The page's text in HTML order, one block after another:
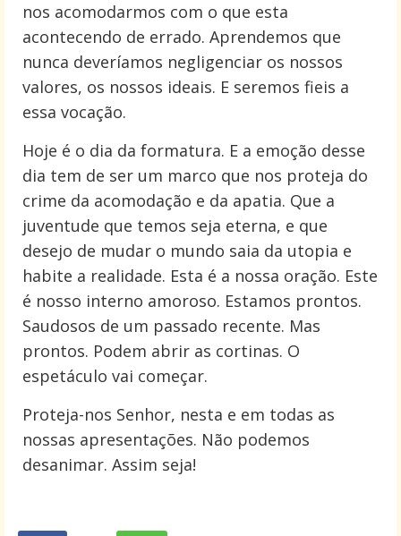
nos acomodarmos com o que esta
acontecendo de errado. Aprendemos que
nunca deveríamos negligenciar os nossos
valores, os nossos ideais. E seremos fieis a
essa vocação.
Hoje é o dia da formatura. E a emoção desse
dia tem de ser um marco que nos proteja do
crime da acomodação e da apatia. Que a
juventude que temos seja eterna, e que
desejo de mudar o mundo saia da utopia e
habite a realidade. Esta é a nossa oração. Este
é nosso interno amoroso. Estamos prontos.
Saudosos de um passado recente. Mas
prontos. Podem abrir as cortinas. O
espetáculo vai começar.
Proteja-nos Senhor, nesta e em todas as
nossas apresentações. Não podemos
desanimar. Assim seja!